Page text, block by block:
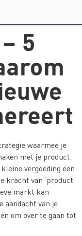
5
waarmee je
met je product.
vergoeding een
kracht van ‘product
markt kan
aandacht van je
om over te gaan tot